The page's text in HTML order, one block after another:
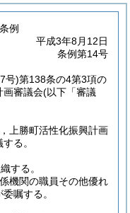
例
平成3年8月12日
条例第14号
号)第138条の4第3項の
画審議会(以下「審議
上勝町活性化振興計画
る。
する。
機関の職員その他優れ
嘱する。